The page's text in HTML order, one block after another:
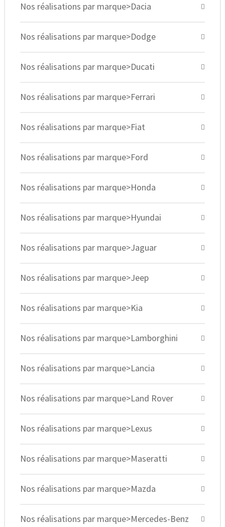
Nos réalisations par marque>Dacia
Nos réalisations par marque>Dodge
Nos réalisations par marque>Ducati
Nos réalisations par marque>Ferrari
Nos réalisations par marque>Fiat
Nos réalisations par marque>Ford
Nos réalisations par marque>Honda
Nos réalisations par marque>Hyundai
Nos réalisations par marque>Jaguar
Nos réalisations par marque>Jeep
Nos réalisations par marque>Kia
Nos réalisations par marque>Lamborghini
Nos réalisations par marque>Lancia
Nos réalisations par marque>Land Rover
Nos réalisations par marque>Lexus
Nos réalisations par marque>Maseratti
Nos réalisations par marque>Mazda
Nos réalisations par marque>Mercedes-Benz